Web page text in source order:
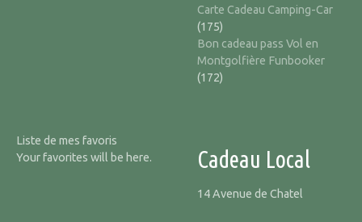
Carte Cadeau Camping-Car
(175)
Bon cadeau pass Vol en
Montgolfière Funbooker
(172)
Liste de mes favoris
Your favorites will be here.
Cadeau Local
14 Avenue de Chatel